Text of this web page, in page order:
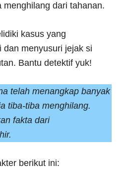
menghilang dari tahanan.
kasus yang
dan menyusuri jejak si
Bantu detektif yuk!
telah menangkap banyak
tiba-tiba menghilang.
fakta dari
berikut ini: